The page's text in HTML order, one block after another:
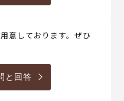
意しております。ぜひ
と回答